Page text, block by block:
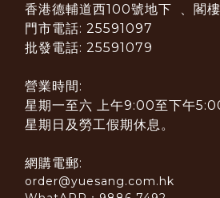
香港德輔道西100號地下 、閣
門市電話: 25591097
批發電話: 25591079
營業時間:
星期一至六 上午9:00至下午
星期日及勞工假期休息。
網購電郵:
order@yuesang.com.hk